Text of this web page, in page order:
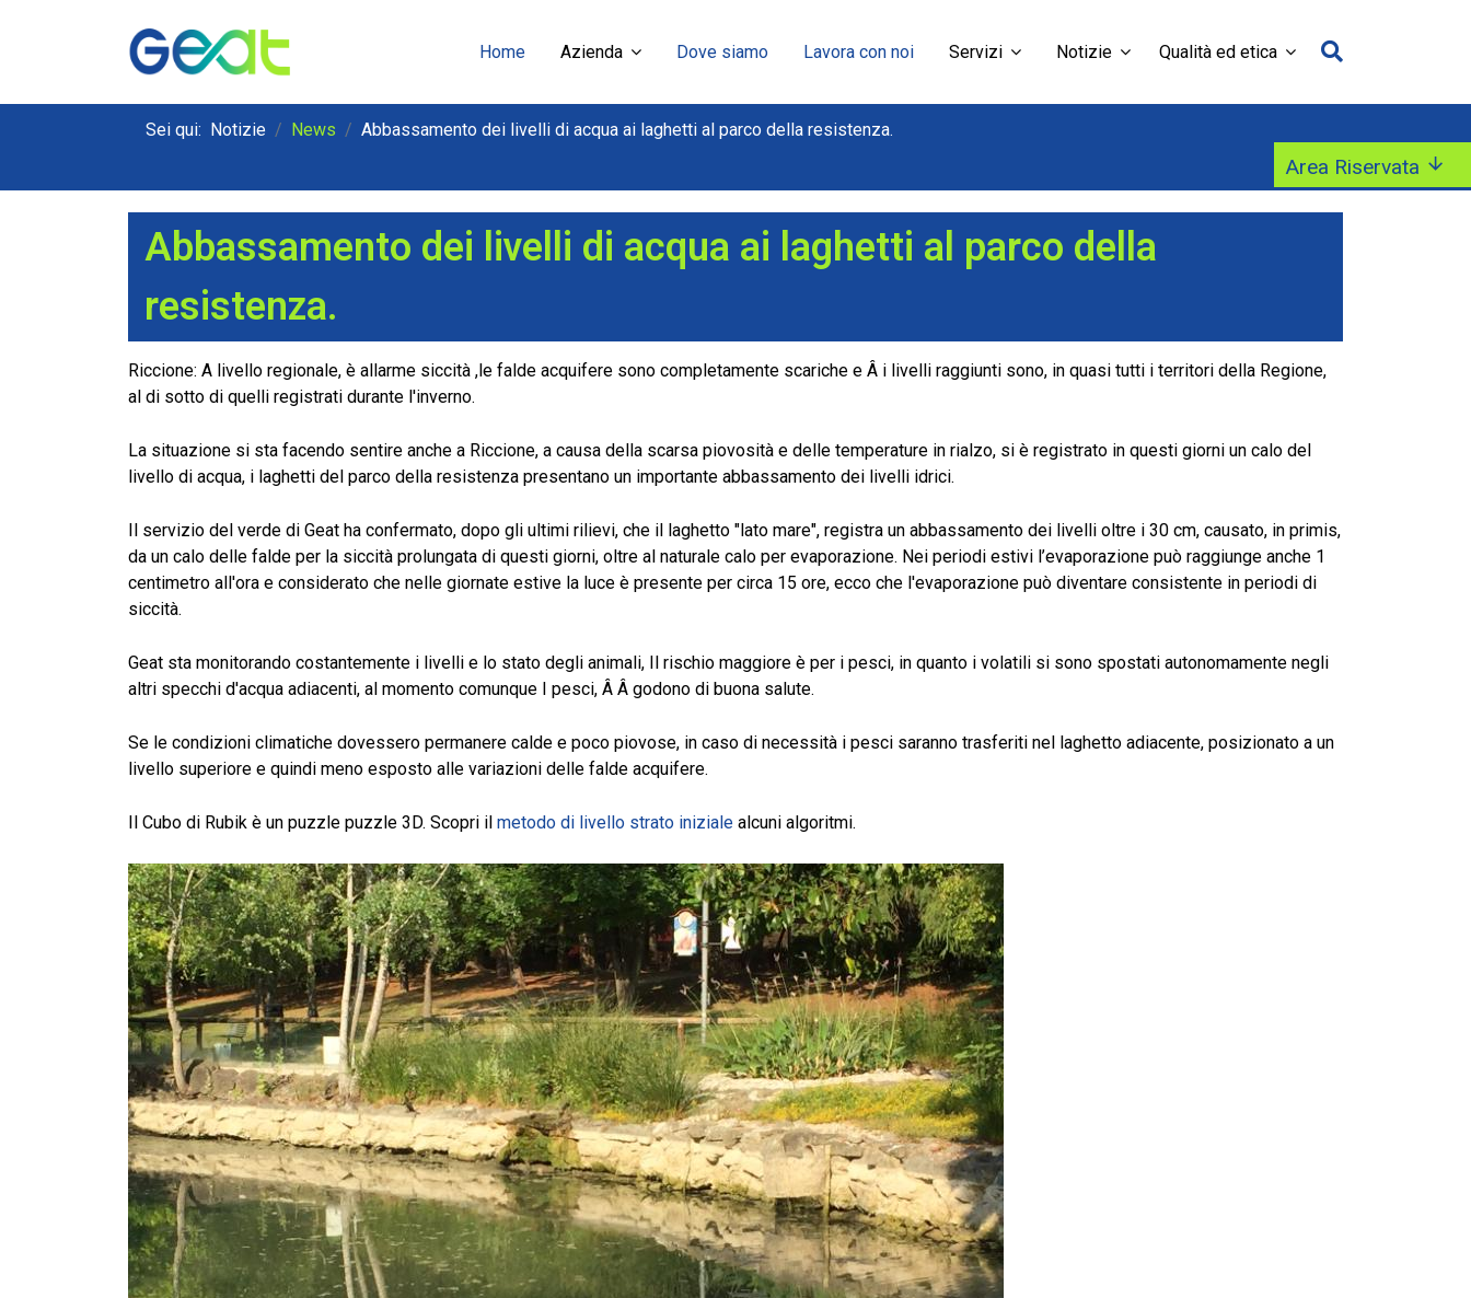
Home Azienda Dove siamo Lavora con noi Servizi Notizie Qualità ed etica
Sei qui: Notizie News Abbassamento dei livelli di acqua ai laghetti al parco della resistenza.
Abbassamento dei livelli di acqua ai laghetti al parco della
resistenza.
Riccione: A livello regionale, è allarme siccità ,le falde acquifere sono completamente scariche e Â i livelli raggiunti sono, in quasi tutti i territori della Regione,
al di sotto di quelli registrati durante l'inverno.
La situazione si sta facendo sentire anche a Riccione, a causa della scarsa piovosità e delle temperature in rialzo, si è registrato in questi giorni un calo del
livello di acqua, i laghetti del parco della resistenza presentano un importante abbassamento dei livelli idrici.
Il servizio del verde di Geat ha confermato, dopo gli ultimi rilievi, che il laghetto "lato mare", registra un abbassamento dei livelli oltre i 30 cm, causato, in primis,
da un calo delle falde per la siccità prolungata di questi giorni, oltre al naturale calo per evaporazione. Nei periodi estivi l’evaporazione può raggiunge anche 1
centimetro all'ora e considerato che nelle giornate estive la luce è presente per circa 15 ore, ecco che l'evaporazione può diventare consistente in periodi di
siccità.
Geat sta monitorando costantemente i livelli e lo stato degli animali, Il rischio maggiore è per i pesci, in quanto i volatili si sono spostati autonomamente negli
altri specchi d'acqua adiacenti, al momento comunque I pesci, Â Â godono di buona salute.
Se le condizioni climatiche dovessero permanere calde e poco piovose, in caso di necessità i pesci saranno trasferiti nel laghetto adiacente, posizionato a un
livello superiore e quindi meno esposto alle variazioni delle falde acquifere.
Il Cubo di Rubik è un puzzle puzzle 3D. Scopri il metodo di livello strato iniziale alcuni algoritmi.
Area Riservata